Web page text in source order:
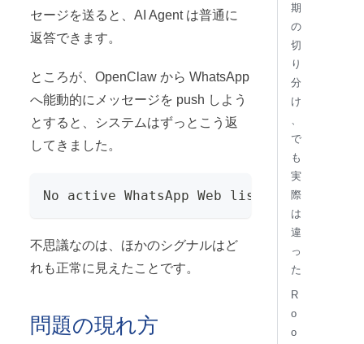
セージを送ると、AI Agent は普通に
返答できます。
ところが、OpenClaw から WhatsApp
へ能動的にメッセージを push しよう
とすると、システムはずっとこう返
してきました。
No active WhatsApp Web listener
不思議なのは、ほかのシグナルはど
れも正常に見えたことです。
問題の現れ方
期
の
切
り
分
け
、
で
も
実
際
は
違
っ
た
R
o
o